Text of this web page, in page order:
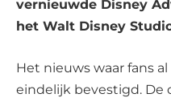
vernieuwde Disney
het Walt Disney
Het nieuws waar fans
eindelijk bevestigd. De